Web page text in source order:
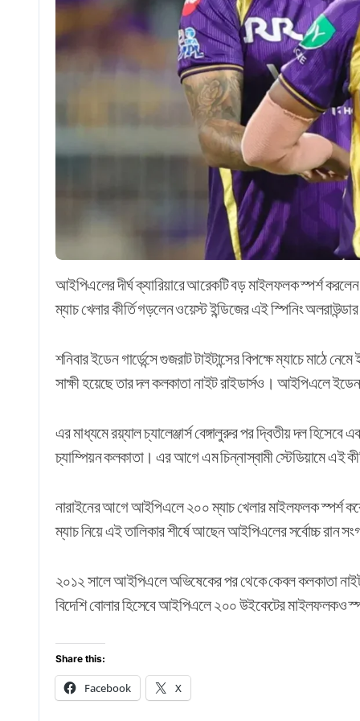
আইপিএলের দীর্ঘ ক্যারিয়ারে আরেকটি বড় মাইলফলক স্পর্শ করলেন সুনিল নারাইন। প্রথম বিদেশি ক্রিকেটার হিসেবে টুর্নামেন্টটিতে ২০০
ম্যাচ খেলার কীর্তি গড়লেন ওয়েস্ট ইন্ডিজের এই স্পিনিং
শনিবার ইডেন গার্ডেন্সে গুজরাট টাইটান্সের বিপক্ষে ম্যাচে
সাক্ষী হয়েছে তার দল কলকাতা নাইট রাইডার্সও। আইপিএলে
এর মাধ্যমে রয়্যাল চ্যালেঞ্জার্স বেঙ্গালুরুর পর দ্বিতীয় দল
চ্যাম্পিয়ন কলকাতা। এর আগে এম চিন্নাস্বামী স্টেডিয়ামে এই
নারাইনের আগে আইপিএলে ২০০ ম্যাচ খেলার মাইলফলক স্পর্শ
ম্যাচ নিয়ে এই তালিকার শীর্ষে আছেন আইপিএলের সর্বোচ্চ রান
২০১২ সালে আইপিএলে অভিষেকের পর থেকে কেবল কলকাতা
বিদেশি বোলার হিসেবে আইপিএলে ২০০ উইকেটের মাইলফলকও
Share this:
Facebook X